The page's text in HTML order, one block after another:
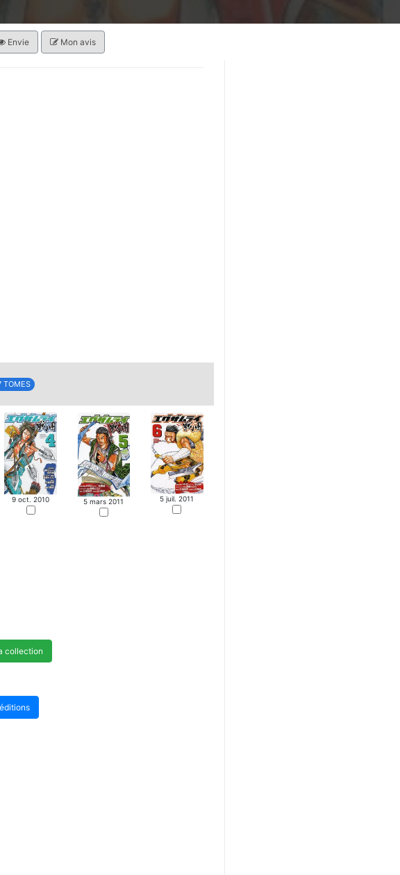
Envie Mon avis
TOMES
9 oct. 2010 5 mars 2011 5 juil. 2011
collection